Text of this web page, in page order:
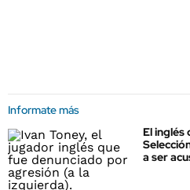
Informate más
El inglés
a ser